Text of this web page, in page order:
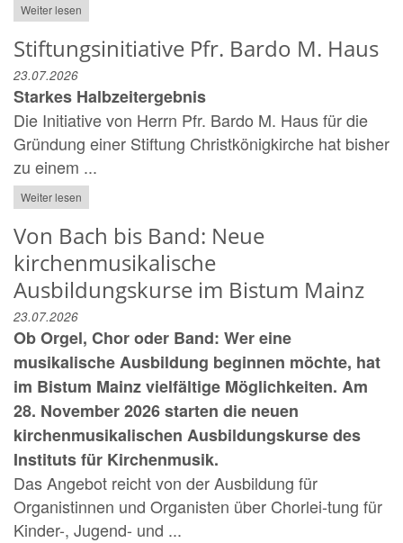
Weiter lesen
Stiftungsinitiative Pfr. Bardo M. Haus
23.07.2026
Starkes Halbzeitergebnis
Die Initiative von Herrn Pfr. Bardo M. Haus für die
Gründung einer Stiftung Christkönigkirche hat bisher
zu einem ...
Weiter lesen
Von Bach bis Band: Neue
kirchenmusikalische
Ausbildungskurse im Bistum Mainz
23.07.2026
Ob Orgel, Chor oder Band: Wer eine
musikalische Ausbildung beginnen möchte, hat
im Bistum Mainz vielfältige Möglichkeiten. Am
28. November 2026 starten die neuen
kirchenmusikalischen Ausbildungskurse des
Instituts für Kirchenmusik.
Das Angebot reicht von der Ausbildung für
Organistinnen und Organisten über Chorlei-tung für
Kinder-, Jugend- und ...